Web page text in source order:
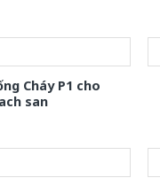
Cháy P1 cho
san